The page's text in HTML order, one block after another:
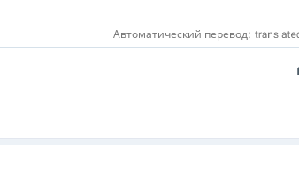
Автоматический перевод: